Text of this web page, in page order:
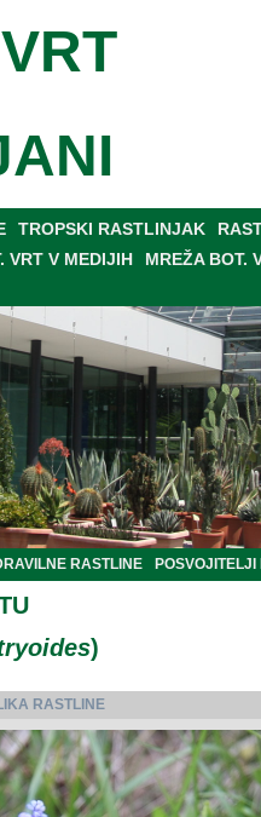
TROPSKI RASTLINJAK
VRT V MEDIJIH MREŽA BOT.
RASTLINE POSVOJITELJI
)
RASTLINE